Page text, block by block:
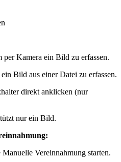
per Kamera ein Bild zu erfassen.
Bild aus einer Datei zu erfassen.
direkt anklicken (nur
nur ein Bild.
Vereinnahmung starten.